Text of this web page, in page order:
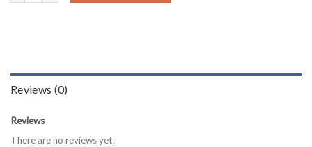
Reviews (0)
Reviews
There are no reviews yet.